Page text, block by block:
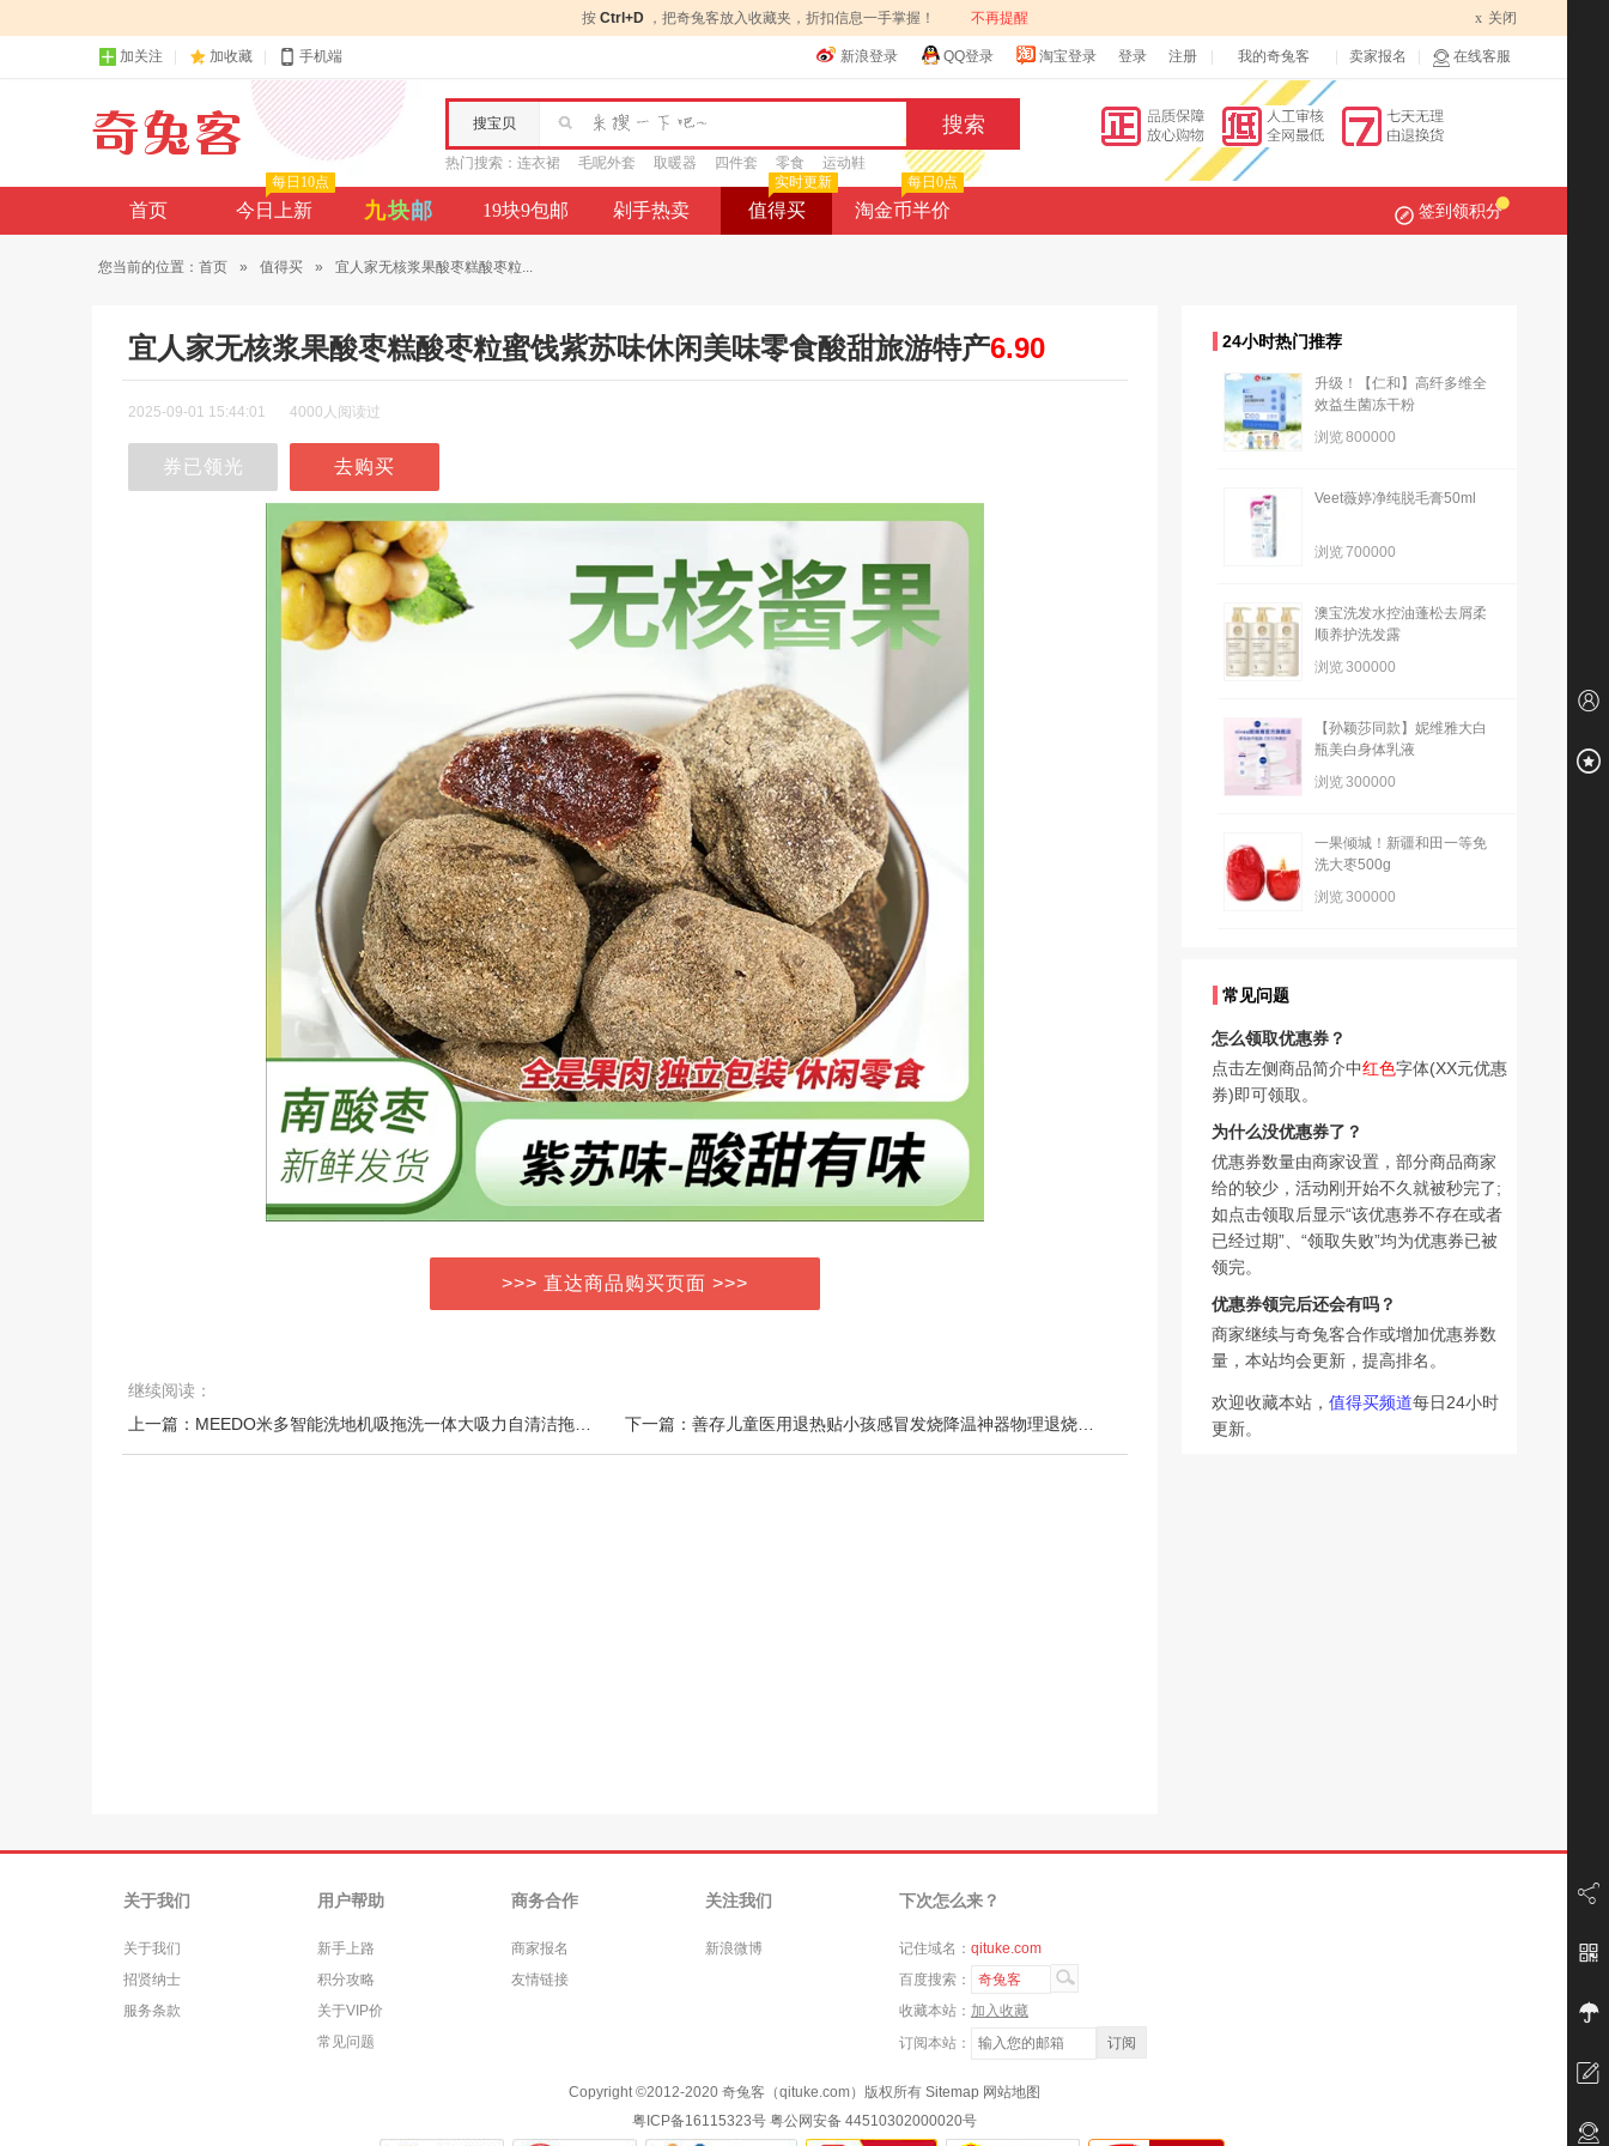
按 Ctrl+D ，把奇兔客放入收藏夹，折扣信息一手掌握！ 不再提醒 x 关闭
加关注 加收藏 手机端 新浪登录 QQ登录 淘宝登录 登录 注册 我的奇兔客 卖家报名 在线客服
搜宝贝
热门搜索： 连衣裙 毛呢外套 取暖器 四件套 零食 运动鞋
首页 今日上新
每日10点
九块邮 19块9包邮 剁手热卖 值得买
实时更新
淘金币半价
每日0点
签到领积分
您当前的位置： 首页 » 值得买 » 宜人家无核浆果酸枣糕酸枣粒...
宜人家无核浆果酸枣糕酸枣粒蜜饯紫苏味休闲美味零食酸甜旅游特产6.90
2025-09-01 15:44:01 4000人阅读过
券已领光 去购买
>>> 直达商品购买页面 >>>
继续阅读：
24小时热门推荐
升级！【仁和】高纤多维全
效益生菌冻干粉
浏览800000
Veet薇婷净纯脱毛膏50ml
浏览700000
澳宝洗发水控油蓬松去屑柔
顺养护洗发露
浏览300000
【孙颖莎同款】妮维雅大白
瓶美白身体乳液
浏览300000
一果倾城！新疆和田一等免
洗大枣500g
浏览300000
常见问题
怎么领取优惠券？
点击左侧商品简介中红色字体(XX元优惠
券)即可领取。
为什么没优惠券了？
优惠券数量由商家设置，部分商品商家
给的较少，活动刚开始不久就被秒完了;
如点击领取后显示“该优惠券不存在或者
已经过期”、“领取失败”均为优惠券已被
领完。
优惠券领完后还会有吗？
商家继续与奇兔客合作或增加优惠券数
量，本站均会更新，提高排名。
欢迎收藏本站， 值得买频道每日24小时
更新。
关于我们
关于我们
招贤纳士
服务条款
用户帮助
新手上路
积分攻略
关于VIP价
常见问题
商务合作
商家报名
友情链接
关注我们
新浪微博
下次怎么来？
记住域名： qituke.com
百度搜索：
奇兔客
收藏本站： 加入收藏
订阅本站：
Copyright ©2012-2020 奇兔客（qituke.com）版权所有 Sitemap 网站地图
粤ICP备16115323号 粤公网安备 44510302000020号